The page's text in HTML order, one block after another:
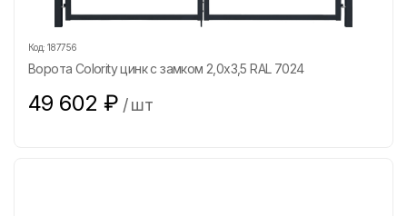
Код: 187756
Ворота Colority цинк с замком 2,0х3,5 RAL 7024
49 602 ₽ /шт